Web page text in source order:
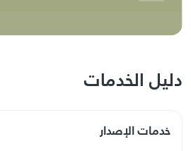
دليل الخدمات
خدمات الإصدار